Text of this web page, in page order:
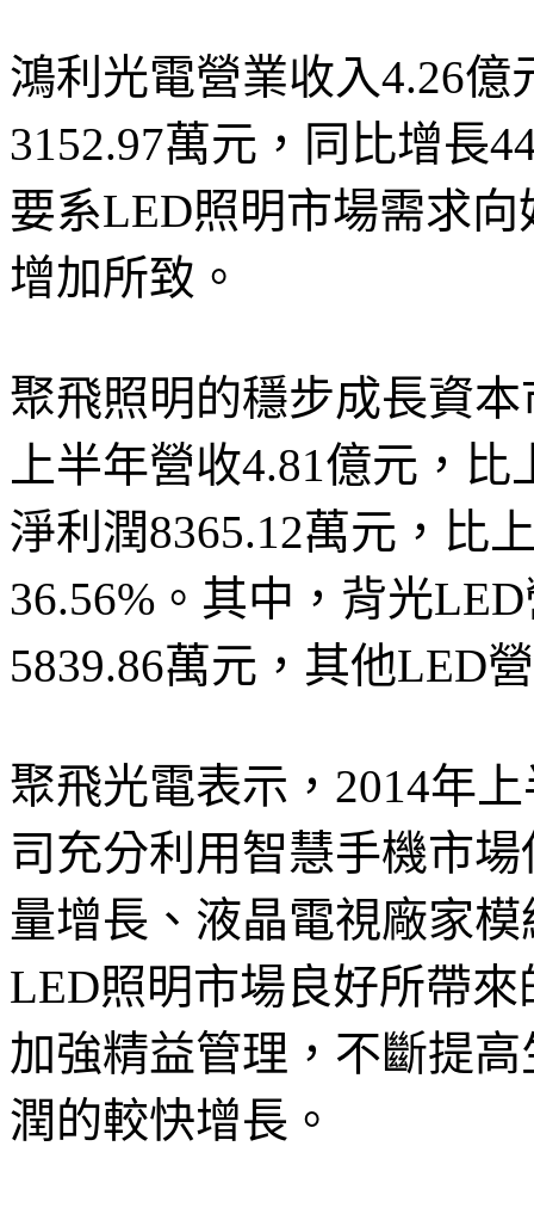
鴻利光電營業收入4.26億
3152.97萬元，同比增長
要系LED照明市場需求
增加所致。
聚飛照明的穩步成長資
上半年營收4.81億元，
淨利潤8365.12萬元，比
36.56%。其中，背光
5839.86萬元，其他LED
聚飛光電表示，2014年
司充分利用智慧手機市
量增長、液晶電視廠家
LED照明市場良好所帶
加強精益管理，不斷提
潤的較快增長。